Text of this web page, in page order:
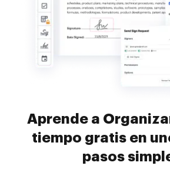
Aprende a
tiempo gratis en
pasos